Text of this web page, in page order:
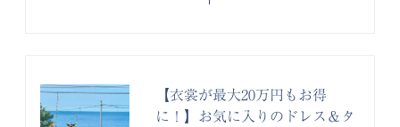
【衣裳が最大20万円もお得
に！】お気に入りのドレス＆タ